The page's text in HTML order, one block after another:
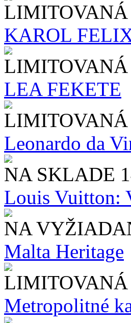
KAROL
LEA FEKETE
Leonardo da
NA SKLADE
Louis Vuitton:
NA
Malta Heritage
Metropolitné